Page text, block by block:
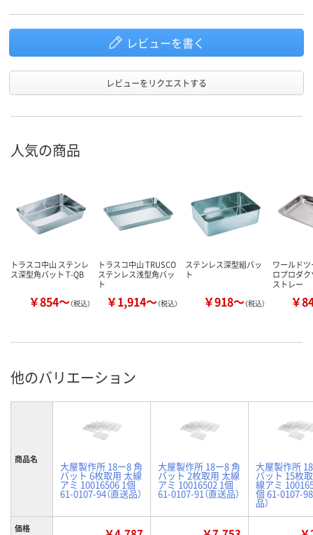
レビューを書く
レビューをリクエストする
人気の商品
トラスコ中山 ステンレ
ス深型角バット T-QB
￥854～（税込）
トラスコ中山 TRUSCO
ステンレス浅型角バッ
ト
￥1,914～（税込）
ステンレス深型組バッ
ト
￥918～（税込）
ワールド
ロプロダ
ストレー
￥
他のバリエーション
商品名
大屋製作所 18ー8 角
バット 6枚取用 太線
アミ 10016506 1個
61-0107-94（直送品）
大屋製作所 18ー8 角
バット 2枚取用 太線
アミ 10016502 1個
61-0107-91（直送品）
大屋製作所
バット 15枚
線アミ
個 61-0107-98
品）
価格